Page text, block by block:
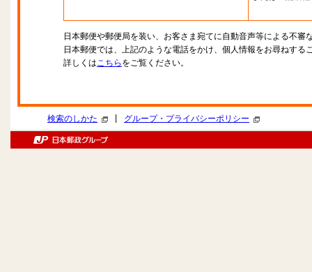
日本郵便や郵便局を装い、お客さま宛てに自動音声等による不審
日本郵便では、上記のような電話をかけ、個人情報をお尋ねする
詳しくはこちら をご覧ください。
検索のしかた グループ・プライバシーポリシー